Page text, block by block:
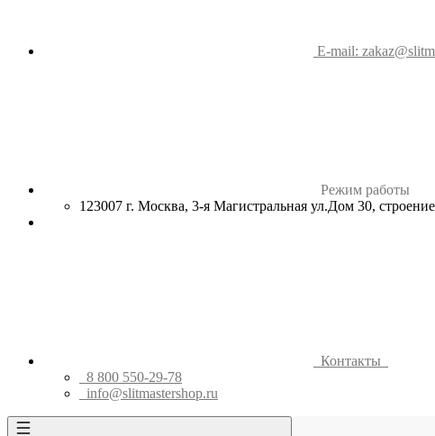
E-mail:
Режим работы
123007 г. Москва, 3-я Магистральная ул.Дом 30,
Контакты
8 800 550-29-78
info@slitmastershop.ru